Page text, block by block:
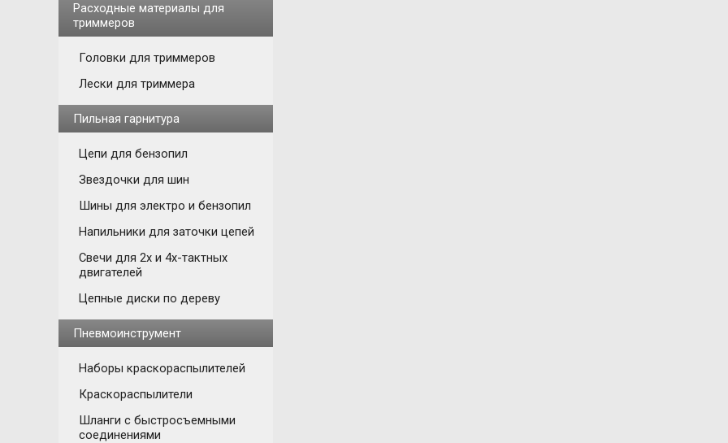
Расходные материалы для
триммеров
Головки для триммеров
Лески для триммера
Пильная гарнитура
Цепи для бензопил
Звездочки для шин
Шины для электро и бензопил
Напильники для заточки цепей
Свечи для 2х и 4х-тактных
двигателей
Цепные диски по дереву
Пневмоинструмент
Наборы краскораспылителей
Краскораспылители
Шланги с быстросъемными
соединениями